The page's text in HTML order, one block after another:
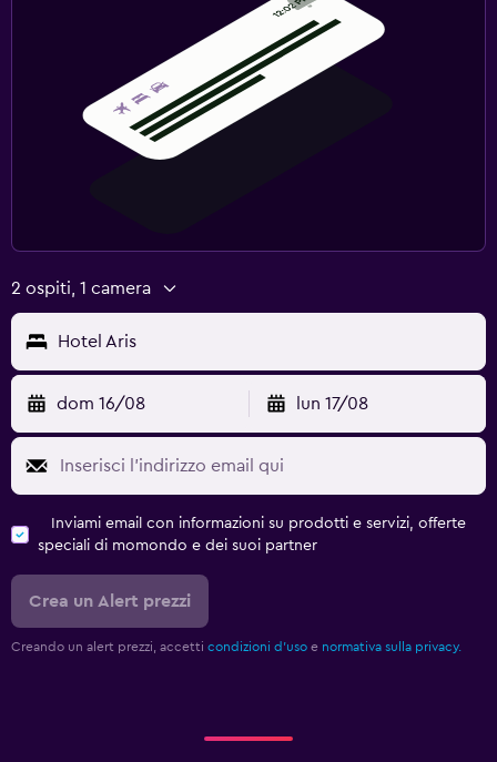
2 ospiti, 1 camera
Hotel Aris
dom 16/08 lun 17/08
Inviami email con informazioni su prodotti e servizi, offerte
speciali di momondo e dei suoi partner
Crea un Alert prezzi
Creando un alert prezzi, accetti condizioni d'uso e normativa sulla privacy.